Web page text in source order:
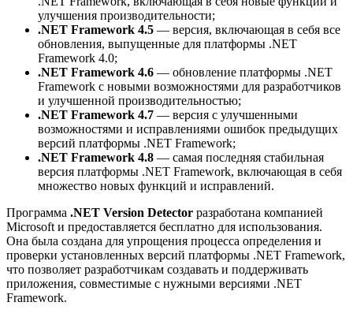
улучшения производительности;
.NET Framework 4.5 — версия, включающая в себя все
обновления, выпущенные для платформы .NET
Framework 4.0;
.NET Framework 4.6 — обновление платформы .NET
Framework с новыми возможностями для разработчиков
и улучшенной производительностью;
.NET Framework 4.7 — версия с улучшенными
возможностями и исправлениями ошибок предыдущих
версий платформы .NET Framework;
.NET Framework 4.8 — самая последняя стабильная
версия платформы .NET Framework, включающая в себя
множество новых функций и исправлений.
Программа .NET Version Detector разработана компанией
Microsoft и предоставляется бесплатно для использования.
Она была создана для упрощения процесса определения и
проверки установленных версий платформы .NET Framework,
что позволяет разработчикам создавать и поддерживать
приложения, совместимые с нужными версиями .NET
Framework.